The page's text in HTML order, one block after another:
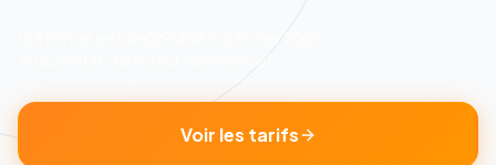
2 février 2026
Laurent M., directeur commercial
Voir les tarifs